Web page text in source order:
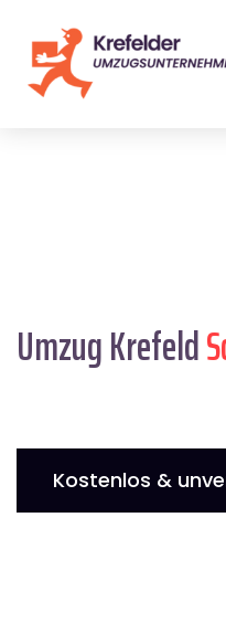
Umzug Krefeld
Kostenlos &